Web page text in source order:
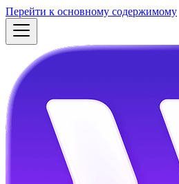
Перейти к основному содержимому